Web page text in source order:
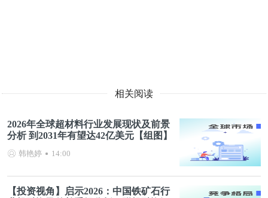
相关阅读
2026年全球超材料行业发展现状及前景
分析 到2031年有望达42亿美元【组图】
韩艳婷 14:00
【投资视角】启示2026：中国铁矿石行